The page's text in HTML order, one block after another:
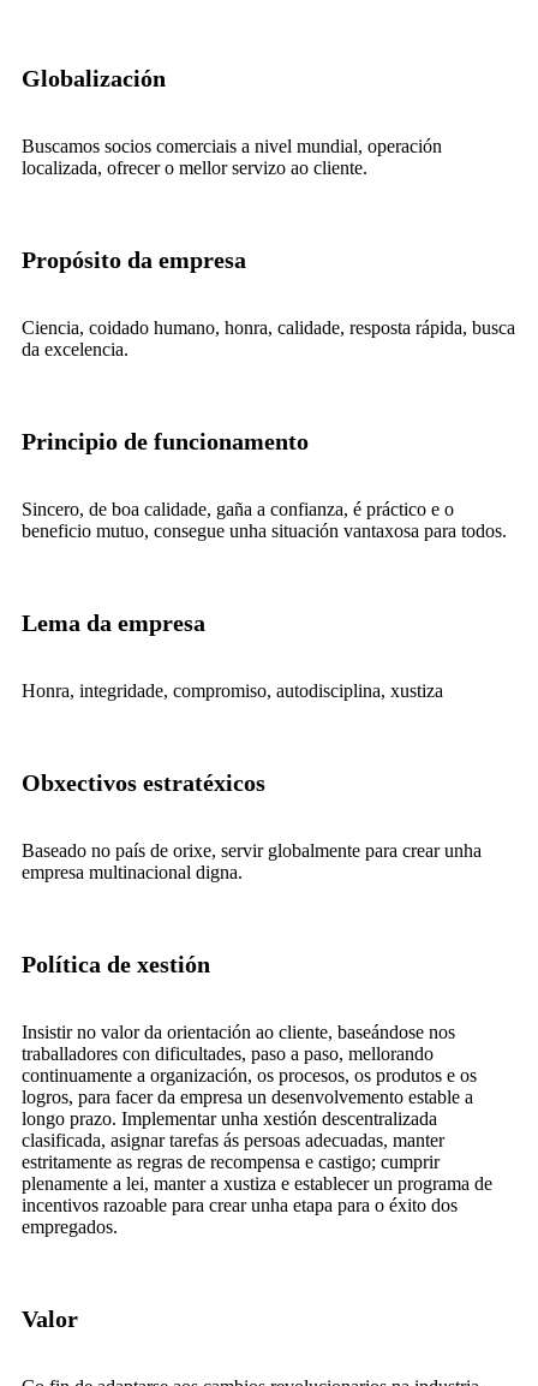
Globalización
Buscamos socios comerciais a nivel mundial, operación
localizada, ofrecer o mellor servizo ao cliente.
Propósito da empresa
Ciencia, coidado humano, honra, calidade, resposta rápida, busca
da excelencia.
Principio de funcionamento
Sincero, de boa calidade, gaña a confianza, é práctico e o
beneficio mutuo, consegue unha situación vantaxosa para todos.
Lema da empresa
Honra, integridade, compromiso, autodisciplina, xustiza
Obxectivos estratéxicos
Baseado no país de orixe, servir globalmente para crear unha
empresa multinacional digna.
Política de xestión
Insistir no valor da orientación ao cliente, baseándose nos
traballadores con dificultades, paso a paso, mellorando
continuamente a organización, os procesos, os produtos e os
logros, para facer da empresa un desenvolvemento estable a
longo prazo. Implementar unha xestión descentralizada
clasificada, asignar tarefas ás persoas adecuadas, manter
estritamente as regras de recompensa e castigo; cumprir
plenamente a lei, manter a xustiza e establecer un programa de
incentivos razoable para crear unha etapa para o éxito dos
empregados.
Valor